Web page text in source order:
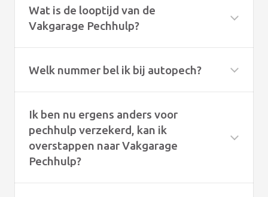
Wat is de looptijd van de
Vakgarage Pechhulp?
Welk nummer bel ik bij autopech?
Ik ben nu ergens anders voor
pechhulp verzekerd, kan ik
overstappen naar Vakgarage
Pechhulp?